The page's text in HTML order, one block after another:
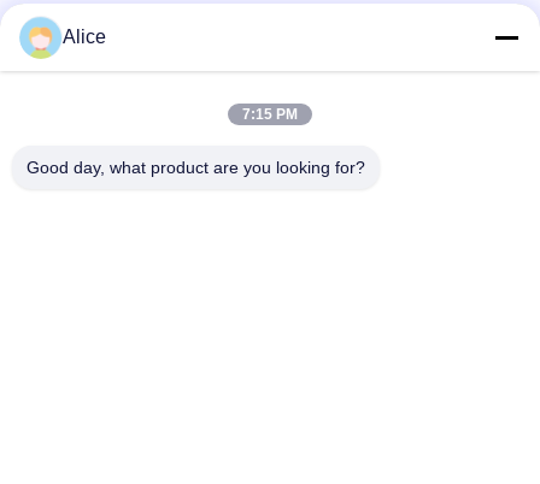
Eigentlich sicheres Messgerät für die Messung der
Laserentfernung für Minen mit einer Reichweite von 300 m,
ohne Reflektionsplatten und integriertem Teleskop
Explosionssicherer Feuerwehrroboter mit 6500N
Traktionskraft 1100m Fernbedienung und 78,1%
Alice
7:15 PM
Good day, what product are you looking for?